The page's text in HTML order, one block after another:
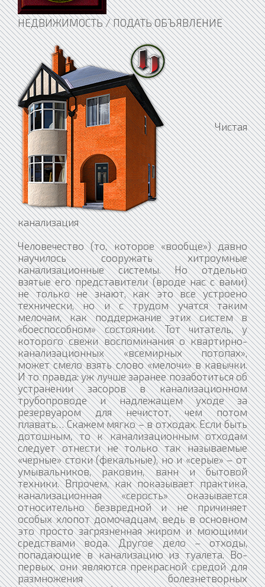
НЕДВИЖИМОСТЬ / ПОДАТЬ ОБЪЯВЛЕНИЕ
Чистая
канализация
Человечество (то, которое «вообще») давно научилось сооружать хитроумные канализационные системы. Но отдельно взятые его представители (вроде нас с вами) не только не знают, как это все устроено технически, но и с трудом учатся таким мелочам, как поддержание этих систем в «боеспособном» состоянии. Тот читатель, у которого свежи воспоминания о квартирно-канализационных «всемирных потопах», может смело взять слово «мелочи» в кавычки. И то правда: уж лучше заранее позаботиться об устранении засоров в канализационном трубопроводе и надлежащем уходе за резервуаром для нечистот, чем потом плавать… Скажем мягко – в отходах. Если быть дотошным, то к канализационным отходам следует отнести не только так называемые «черные» стоки (фекальные), но и «серые» – от умывальников, раковин, ванн и бытовой техники. Впрочем, как показывает практика, канализационная «серость» оказывается относительно безвредной и не причиняет особых хлопот домочадцам, ведь в основном это просто загрязненная жиром и моющими средствами вода. Другое дело – отходы, попадающие в канализацию из туалета. Во-первых, они являются прекрасной средой для размножения болезнетворных микроорганизмов (в средневековье нечистоты становились причиной смертоносных эпидемий, сгубивших пол-Европы). Во-вторых, в подобных отходах, как правило, содержится немало твердых предметов, а значит – неминуемы засоры. Урок самостоятельности Житель многоквартирного дома не обязан разбираться в устройстве канализационной системы: она придумана-продумана не им и задолго до него. Иное дело – владелец частного дома: перед ним рано или поздно (чаще всего рано) неизбежно встает вопрос, куда девать «продукты жизнедеятельности». Идеальный вариант – подсоединить трубопровод к канализационной сети, которая проходит через поселок. В этом случае вы сможете пользоваться туалетом как настоящий современный горожанин. Если же поселок обделен подобными инженерными благами или вы вообще живете на отшибе, можно устроить герметичную выгребную яму. Она проста в обращении, но, к сожалению, быстро заполняется отходами и, соответственно, требует частого вызова ассенизационной машины. К тому же выгребная яма – далеко не идеальный вариант с точки зрения гигиены. Наиболее удачным решением считается установка на участке индивидуальных сооружений для очистки сточных вод. Такая система состоит из канализационной сети, подводящей сточные воды от строений на участке к очистным сооружениям, собственно очистных сооружений – септика и дренажной системы, посредством которой «обработанные» стоки уходят в почву. Знакомьтесь: сэр Септик Септик – это сердце автономной канализационной системы. Он представляет собой подземный отстойник (железобетонный, стальной, полиэтиленовый, из стеклопластика или полипропилена) для механической очистки сточных вод путем отстаивания с анаэробным сбраживанием осадка. Проще говоря, поступающие в септик отходы, содержащие фекальные и органические загрязнения, в результате брожения постепенно распадаются с образованием растворимых веществ, газов и нерастворимых частиц. Процесс брожения лучше всего протекает при повышенной температуре, поэтому не стоит допускать охлаждения септика в зимнее время. Чтобы не снизить уровень жизнедеятельности микроорганизмов, над септиком укладывают слой грунта, обычно толщиной 50–60 см и даже более. В процессе эксплуатации септика взвешенные, коллоидные (студенистые) и нерастворенные вещества постепенно образуют на дне резервуара осадок. Это так называемый сброженный активный ил, представляющий собой биомассу, состоящую из сообщества бактерий и простейших, обитающих в осевших на дно нерастворимых органических и минеральных веществах. Объем ила в процессе работы септика постоянно увеличивается, и его время от времени требуется удалять, для чего в конструкции предусматривается специальный люк. Ил со дна можно вычерпать или откачать. Откачку и транспортировку может выполнить специальная организация, так что владельцу дома нужно лишь своевременно подать заявку и оплатить расходы, а также, разумеется, обеспечить подъезд машины к месту работы. Если вы чистите септик самостоятельно (вручную черпаком или с помощью фекального насоса), то удаленный осадок можете использовать на участке в качестве удобрения. Когда ил настолько подсохнет, что перестанет стекать с лопаты, его можно компостировать вместе с другим садовым мусором. В жидком виде осадок из септика в почву вносить опасно – в нем могут быть возбудители различных заразных заболеваний и яйца гельминтов. Даже после просушки на воздухе какая-то часть болезнетворных микробов сохраняет жизнеспособность. Погибают они только в результате значительного нагрева, к примеру, в компостной куче. Частоту «уборок» можно уменьшить, если применять так называемые биоактиваторы. Биоактиватор – это препарат, состоящий из нетоксичной смеси живых микроорганизмов и особых ферментов, в несколько раз ускоряющих процесс распада хозяйственно-бытовых стоков. Определенную дозу этого состава достаточно время от времени смывать в унитаз, откуда он попадает в септик. При взаимодействии биактиватора с органическими веществами стоков (фекалиями, жирами, бумагой) последние постепенно распадаются на воду, газы и осадок, который можно использовать в в качестве удобрения. Осадочный ил накапливается в этом случае значительно медленнее, что позволяет очищать септик не так часто (например, раз в три года). Чтобы отходы не ввели в расходы Один из главных (можно сказать, личных) врагов канализации – засор. Он «поселяется» в трубах в результате использования канализационной сети не по назначению – в качестве альтернативного мусоропровода. И если в городской многоэтажке ситуацию отчасти спасает большой объем стоков, одновременно сливаемых из многих квартир, то в коттедже сброс мусора в унитаз неминуемо ведет к закупорке труб. Но даже при должной эксплуатации канализация может засориться. Причем вероятность засора трубы тем выше, чем более шероховата ее внутренняя поверхность, в том числе из-за коррозии и разных отложений. Свою негативную роль играют и резкие перепады, повороты, уступы канализационной сети. В подобных проблемных местах грязь скапливается гораздо чаще, чем на относительно ровных участках. Поэтому системы канализации (в особенности извилистые и изгибистые) необходимо периодически чистить. Для этого в трубопроводах предусмотрены так называемые «ревизии» (уплотняемые лючки) и «прочистки» (отверстия в стенке трубы, закрытые пробкой). Их ставят там, где поток воды резко меняет характер движения, например перед местом присоединения нескольких труб, резким поворотом, отступом (небольшой излом на стояке), а также на выпуске. Только учтите, что, пользуясь «химией», вы можете уничтожить микроорганизмы, обитающие в септике и выполняющие функции канализационных санитаров. Владельцам автономной канализации лучше всего забыть о хлоросодержащих средствах по уходу за сантехникой и трубами. Они хороши для городской канализации, в которой воды движутся по многокилометровым трубам, нейтрализуя по ходу дела активность жестких химикатов. А в автономной системе от унитаза до септика всего десять метров. Поэтому средство с хлором, уничтожив «вражеские» бактерии в унитазе, успеет расправиться и с их дружественными вам «собратьями», живущими внутри септика. На активность бактерий негативно влияет и присутствие антибиотиков и других токсичных веществ, вот почему нежелательно сбрасывать в очистную систему лекарства и домашнюю химию. Недопустимо попадание в септик талых и ливневых вод – они могут вызвать его переполнение, что сильно ухудшит или совсем прекратит процесс очистки. Дождевую или талую воду следует отводить через ливневую канализацию. И еще один совет. Для биологического разложения очень важно, чтобы в сточных водах всегда обитали анаэробные бактерии. Этого можно добиться, если при периодическом удалении из септика ила оставлять там 10–20% осадка. Водяные санитары «Но тогда чем же чистить засорившиеся канализационные трубы, если не рекомендуется пользоваться наиболее доступными, известными и широко рекламируемыми средствами?» – воскликнет читатель. Ну что же, вполне закономерный вопрос. Отвечаем. Лучшим способом удаления засоров считается так называемый гидродинамический метод. Гидродинамическая прочистка заключается в размыве и выносе осадка струей воды, подаваемой под большим напором непосредственно в трубу через шланг от специальной машины. Сам процесс не может не вызывать восхищение: бравые молодцы в белых халатах приезжают на объект и ловко, умело, аккуратно начинают «приводить в чувство» канализационную систему. Для этого они, словно пожарные, разматывают специальный шланг с реактивной насадкой и заводят его в низовой смотровой колодец прочищаемого участка. После включения высоконапорного насоса благодаря создаваемой струями реактивной силе насадка вместе со шлангом, сматываемым с барабана, быстро продвигается вперед, взмучивая осадок. Когда насадка пройдет один-два интервала между колодцами, включается привод барабана, который сматывает шланг обратно. Таким образом, стенки трубопровода очищаются от отложений под действием воды, подающейся под давлением до 150 атмосфер. Образовавшаяся смесь извлекается из трубопровода при помощи илососной машины. После этого осадок вывозится для дальнейшей утилизации. Прочистку трубопровода можно производить также и механическим способом. В этом случае в зависимости от состояния и диаметра труб подбирается инструмент – насадка определенного формата. Затем спирали с инструментом вводятся в трубу путем вращения, передавая крутящий момент насадке. Насадка на конце спирали буквально «просверливает» практически любые отложения в трубе до полного их измельчения. Предварительная телеинспекция позволяет оценить состояние трубопровода, найти причину непроходимости и закопанные колодцы, необходимые для проведения прочистки. При помощи специальной телеустановки определяются такие виды дефектов труб, как трещины, смещения и расстыковки проломов, деформации, негерметичность. Телеинспекция трубопровода после прочистки позволяет про